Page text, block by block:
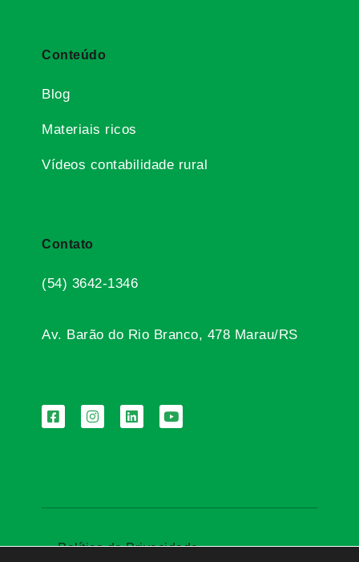
Conteúdo
Blog
Materiais ricos
Vídeos contabilidade rural
Contato
(54) 3642-1346
Av. Barão do Rio Branco, 478 Marau/RS
Política de Privacidade